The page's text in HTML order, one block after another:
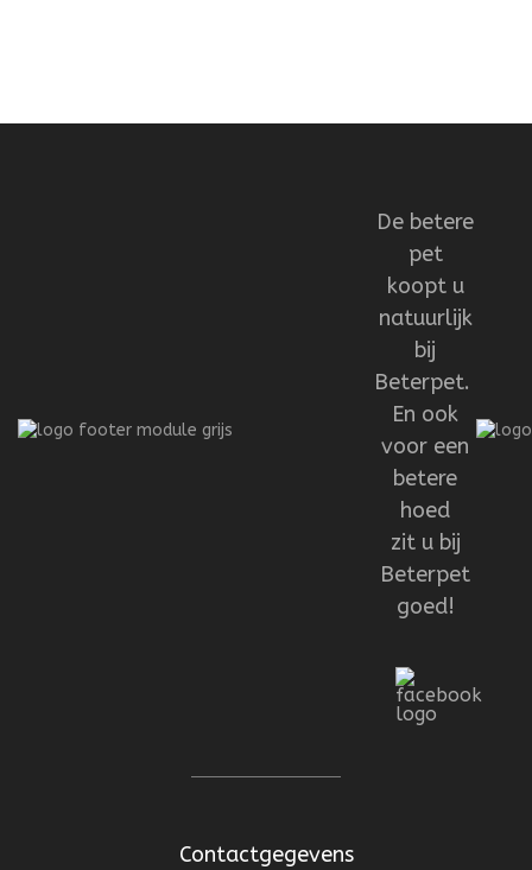
De betere
pet
koopt u
natuurlijk
bij
Beterpet.
En ook
voor een
betere
hoed
zit u bij
Beterpet
goed!
Contactgegevens